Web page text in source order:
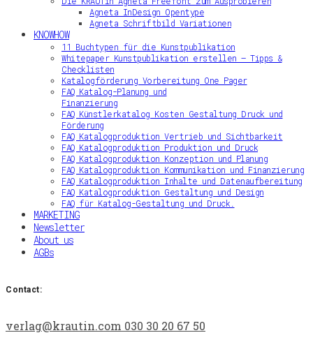
Agneta InDesign Opentype
Agneta Schriftbild Variationen
KNOWHOW
11 Buchtypen für die Kunstpublikation
Whitepaper Kunstpublikation erstellen – Tipps &
Checklisten
Katalogförderung Vorbereitung One Pager
FAQ Katalog-Planung und
Finanzierung
FAQ Künstlerkatalog Kosten Gestaltung Druck und
Förderung
FAQ Katalogproduktion Vertrieb und Sichtbarkeit
FAQ Katalogproduktion Produktion und Druck
FAQ Katalogproduktion Konzeption und Planung
FAQ Katalogproduktion Kommunikation und Finanzierung
FAQ Katalogproduktion Inhalte und Datenaufbereitung
FAQ Katalogproduktion Gestaltung und Design
FAQ für Katalog-Gestaltung und Druck.
MARKETING
Newsletter
About us
AGBs
Contact:
verlag@krautin.com 030 30 20 67 50‬